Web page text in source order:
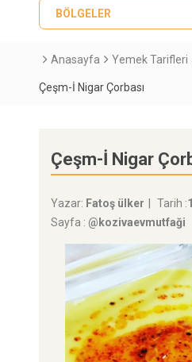
BÖLGELER
Anasayfa Yemek Tarifleri
Çeşm-İ Nigar Çorbası
Çeşm-İ Nigar
Yazar: Fatoş ülker Tarih :
Sayfa : @kozivaevmutfaği